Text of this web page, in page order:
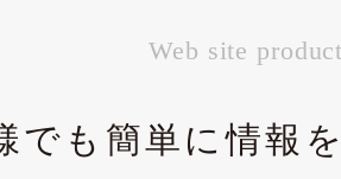
Web site
でも簡単に情報